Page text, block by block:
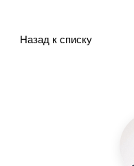
Назад к списку